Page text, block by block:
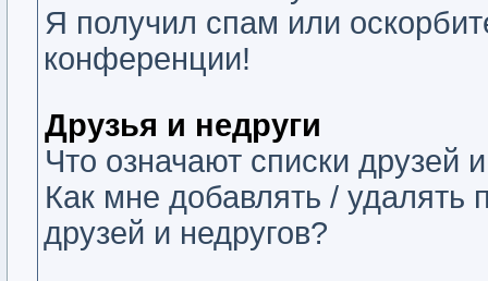
Я получил спам или
конференции!
Друзья и недруги
Что означают списки друзей
Как мне добавлять / удалять
друзей и недругов?